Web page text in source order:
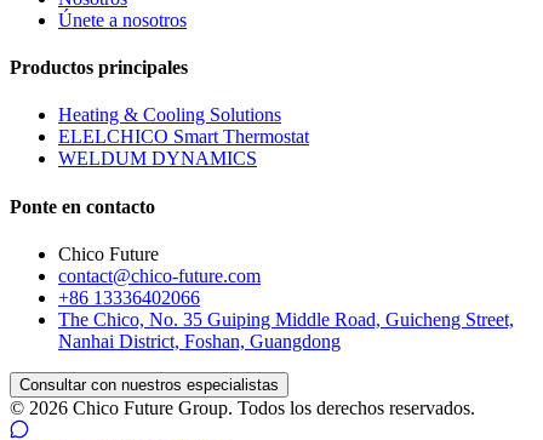
Únete a nosotros
Productos principales
Heating & Cooling Solutions
ELELCHICO Smart Thermostat
WELDUM DYNAMICS
Ponte en contacto
Chico Future
contact@chico-future.com
+86 13336402066
The Chico, No. 35 Guiping Middle Road, Guicheng Street,
Nanhai District, Foshan, Guangdong
Consultar con nuestros especialistas
© 2026 Chico Future Group. Todos los derechos reservados.